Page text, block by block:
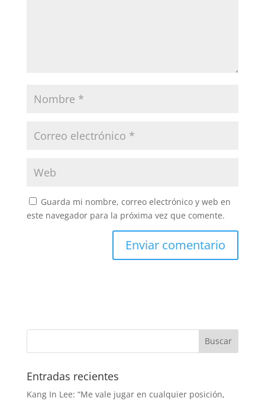
Guarda mi nombre, correo electrónico y web en
este navegador para la próxima vez que comente.
Entradas recientes
Kang In Lee: “Me vale jugar en cualquier posición,